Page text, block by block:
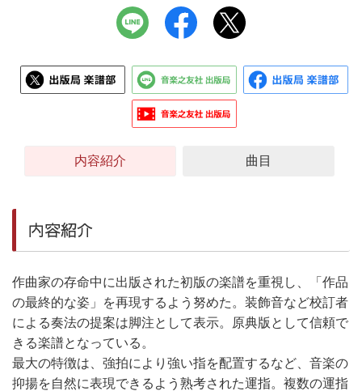
内容紹介 曲目
内容紹介
作曲家の存命中に出版された初版の楽譜を重視し、「作品
の最終的な姿」を再現するよう努めた。装飾音など校訂者
による奏法の提案は脚注として表示。原典版として信頼で
きる楽譜となっている。
最大の特徴は、強拍により強い指を配置するなど、音楽の
抑揚を自然に表現できるよう熟考された運指。複数の運指